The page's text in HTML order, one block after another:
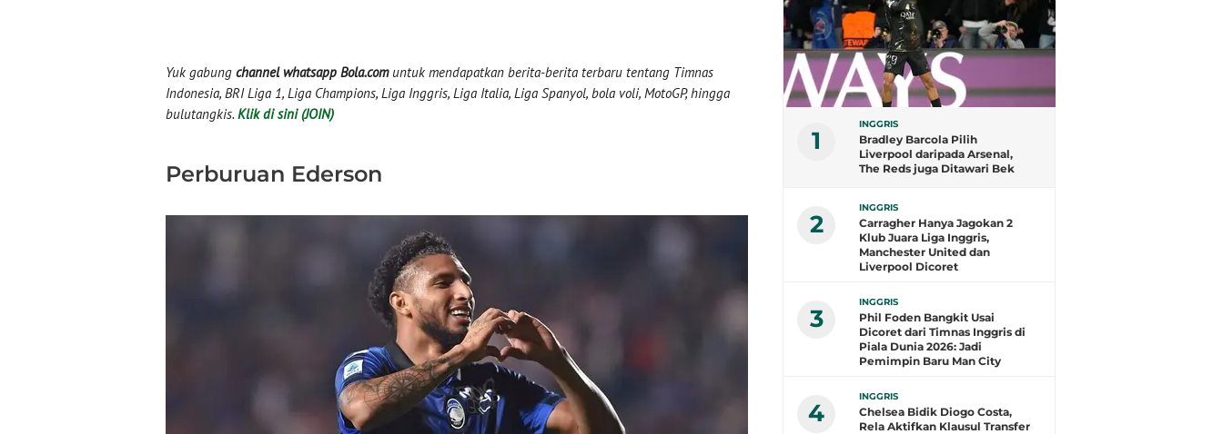
Yuk gabung channel whatsapp Bola.comuntuk mendapatkan berita-berita terbaru tentang Timnas
Indonesia, BRI Liga 1, Liga Champions, Liga Inggris, Liga Italia, Liga Spanyol, bola voli, MotoGP, hingga
bulutangkis. Klik di sini (JOIN)
Perburuan Ederson
1
INGGRIS
Bradley Barcola Pilih
Liverpool daripada Arsenal,
The Reds juga Ditawari Bek
2
INGGRIS
Carragher Hanya Jagokan 2
Klub Juara Liga Inggris,
Manchester United dan
Liverpool Dicoret
3
INGGRIS
Phil Foden Bangkit Usai
Dicoret dari Timnas Inggris di
Piala Dunia 2026: Jadi
Pemimpin Baru Man City
4
INGGRIS
Chelsea Bidik Diogo Costa,
Rela Aktifkan Klausul Transfer